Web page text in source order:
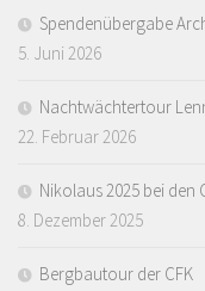
Spendenübergabe
5. Juni 2026
Nachtwächtertour
22. Februar 2026
Nikolaus 2025 bei
8. Dezember 2025
Bergbautour der CFK